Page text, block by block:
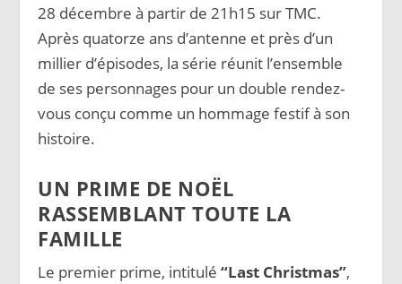
28 décembre à partir de 21h15 sur TMC.
Après quatorze ans d’antenne et près d’un
millier d’épisodes, la série réunit l’ensemble
de ses personnages pour un double rendez-
vous conçu comme un hommage festif à son
histoire.
UN PRIME DE NOËL
RASSEMBLANT TOUTE LA
FAMILLE
Le premier prime, intitulé“Last Christmas”,